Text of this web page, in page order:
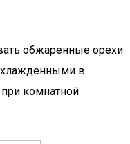
обжаренные орехи
в
комнатной